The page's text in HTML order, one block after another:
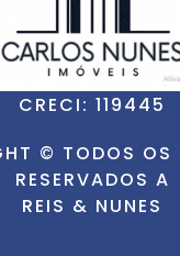
CRECI: 119445
© TODOS OS
RESERVADOS A
REIS & NUNES